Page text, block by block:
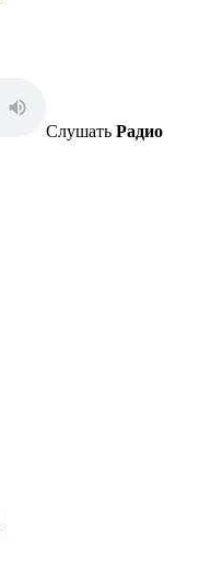
Слушать Радио